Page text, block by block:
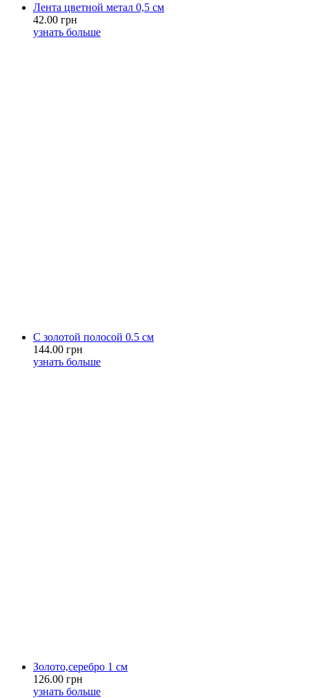
Лента цветной метал 0,5 см
42.00 грн
узнать больше
С золотой полосой 0.5 см
144.00 грн
узнать больше
Золото,серебро 1 см
126.00 грн
узнать больше